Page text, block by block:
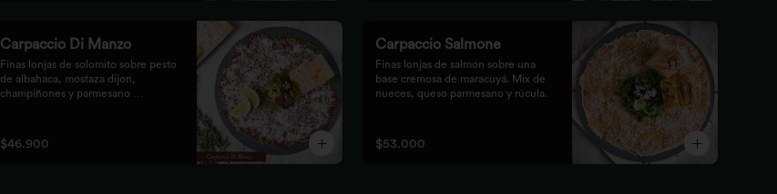
Carpaccio Di Manzo
Finas lonjas de solomito sobre pesto
de albahaca, mostaza dijon,
champiñones y parmesano
frutos secos.
$46.900
Carpaccio Salmone
Finas lonjas de salmón sobre una
base cremosa de maracuyá. Mix de
nueces, queso parmesano y rúcula.
$53.000